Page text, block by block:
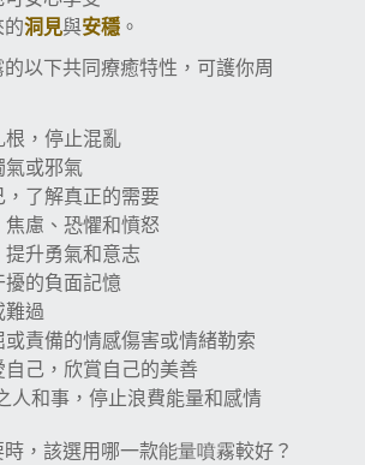
洞見與安穩 。
的以下共同療癒特性，可護你周
根，停止混亂
氣或邪氣
了解真正的需要
慮、恐懼和憤怒
提升勇氣和意志
的負面記憶
難過
責備的情感傷害或情緒勒索
自己，欣賞自己的美善
人和事，停止浪費能量和感情
，該選用哪一款能量噴霧較好？